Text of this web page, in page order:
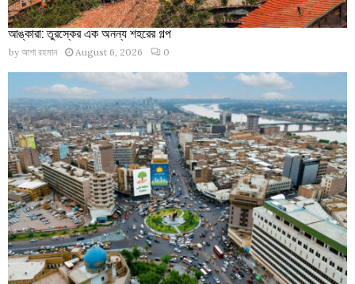
আঙ্কারা: তুরস্কের এক অনন্য শহরের গল্প
by আশা রহমান August 6, 2026 0